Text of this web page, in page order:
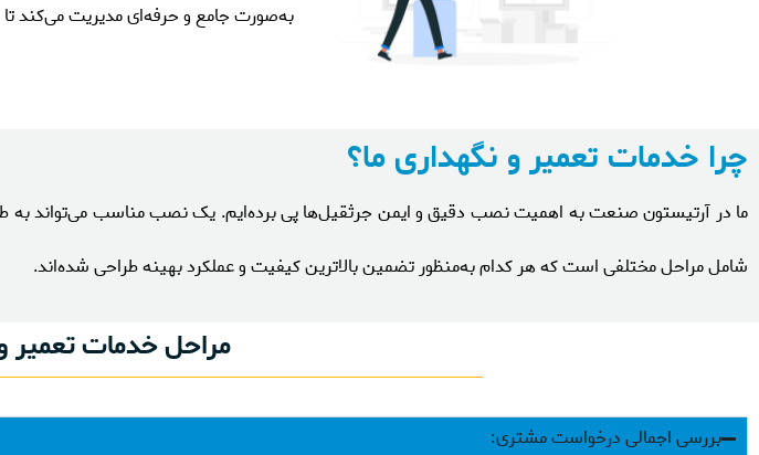
به‌صورت جامع و حرفه‌ای مدیریت می‌کند تا
چرا خدمات تعمیر و نگهداری ما؟
ما در آرتیستون صنعت به اهمیت نصب دقیق و ایمن جرثقیل‌ها پی برده‌ایم. یک نصب مناسب می‌تواند به
شامل مراحل مختلفی است که هر کدام به‌منظور تضمین بالاترین کیفیت و عملکرد بهینه طراحی شده‌اند.
مراحل خدمات تعمیر
بررسی اجمالی درخواست مشتری: